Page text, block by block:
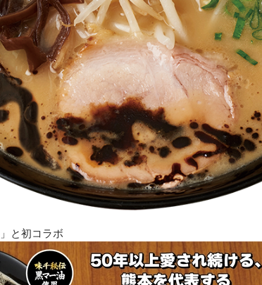
と初コラボ